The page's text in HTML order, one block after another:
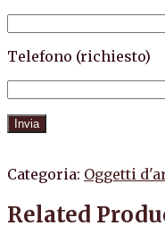
Telefono (richiesto)
Categoria: Oggetti
Related